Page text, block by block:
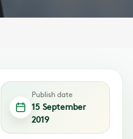
Publish date
15 September
2019